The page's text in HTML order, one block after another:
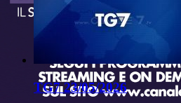
TG7 23/05/2026